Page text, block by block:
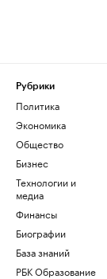
Рубрики
Политика
Экономика
Общество
Бизнес
Технологии и
медиа
Финансы
Биографии
База знаний
РБК Образование